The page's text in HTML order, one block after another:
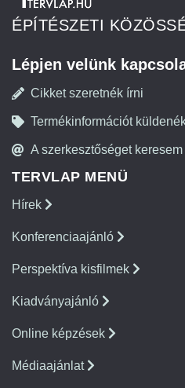
ÉPÍTÉSZETI
Lépjen velünk
Cikket szeretnék írni
Termékinformációt
A szerkesztőséget keresem
TERVLAP MENÜ
Hírek
Konferenciaajánló
Perspektíva kisfilmek
Kiadványajánló
Online képzések
Médiaajánlat